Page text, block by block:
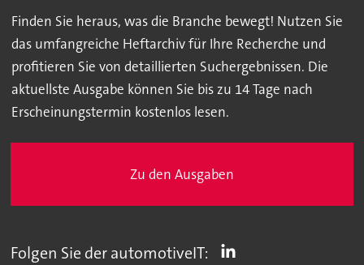
Finden Sie heraus, was die Branche bewegt! Nutzen Sie
das umfangreiche Heftarchiv für Ihre Recherche und
profitieren Sie von detaillierten Suchergebnissen. Die
aktuellste Ausgabe können Sie bis zu 14 Tage nach
Erscheinungstermin kostenlos lesen.
Zu den Ausgaben
Folgen Sie der automotiveIT: